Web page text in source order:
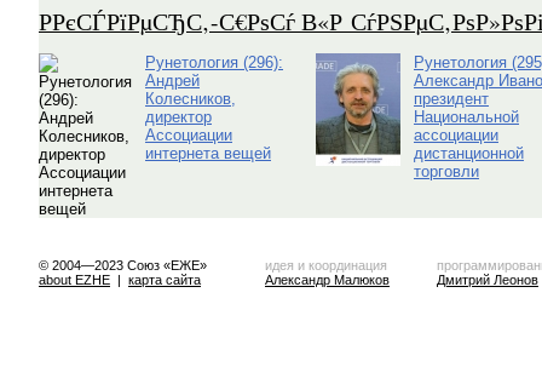
Р­РєСЃРїРµСЂС‚-С€РѕСѓ В«Р
Рунетология (296):
Андрей
Колесников,
директор
Ассоциации
интернета вещей
Рунетология
Александр
президент
Национальной
ассоциации
дистанционной
торговли
© 2004—2023 Союз «ЕЖЕ»
about EZHE | карта сайта
идея и координация
Александр Малюков
Дмитрий Леонов